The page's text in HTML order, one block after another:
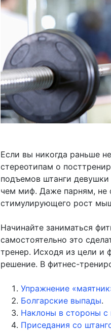
Если вы никогда раньше
стереотипам о
подъемов штанги
чем миф. Даже парням, не
стимулирующего рост
Начинайте заниматься
самостоятельно это
тренер. Исходя из цели и
решение. В фитнес-
Упражнение
Болгарские выпады.
Наклоны в стороны с
Приседания со